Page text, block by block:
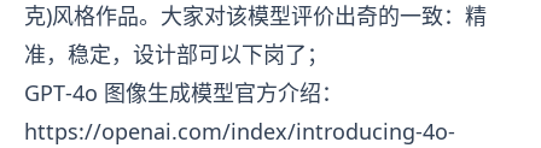
克)风格作品。大家对该模型评价出奇的一致：精
准，稳定，设计部可以下岗了；
GPT‑4o 图像生成模型官方介绍：
https://openai.com/index/introducing-4o-